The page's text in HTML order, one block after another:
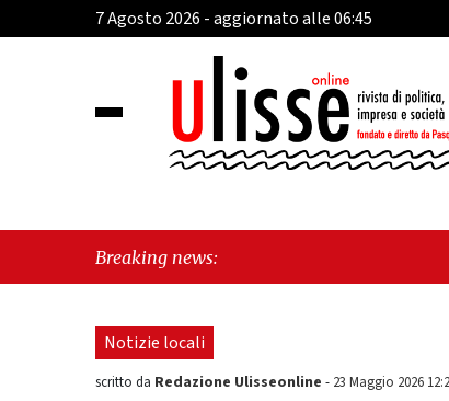
7 Agosto 2026 - aggiornato alle 06:45
Breaking news:
Notizie locali
scritto da Redazione Ulisseonline - 23 Maggio 2026